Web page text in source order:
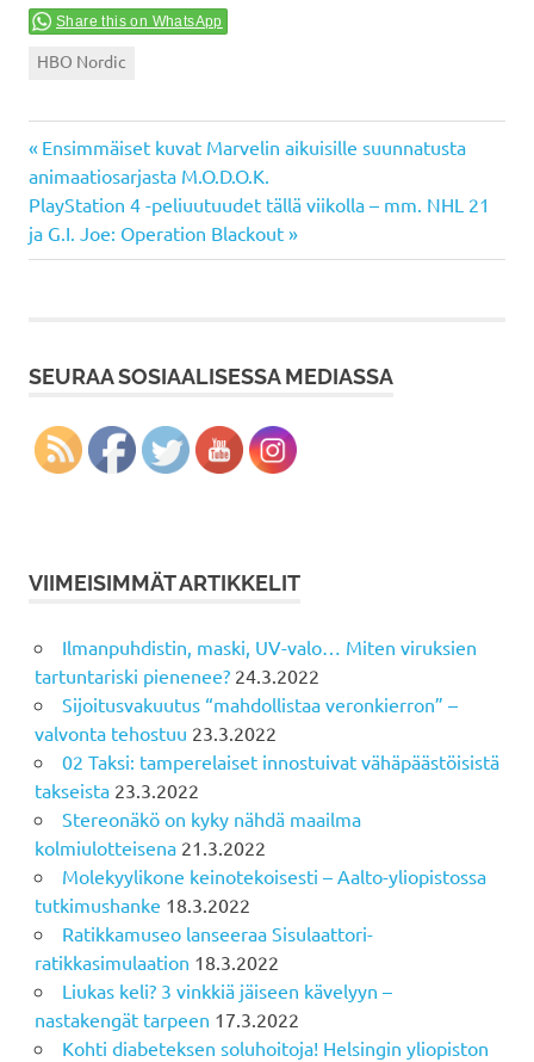
Share this on WhatsApp
HBO Nordic
Artikkelien
selaus
Previous
Post:
Ensimmäiset kuvat Marvelin aikuisille suunnatusta
animaatiosarjasta M.O.D.O.K.
Next
Post:
PlayStation 4 -peliuutuudet tällä viikolla – mm. NHL 21
ja G.I. Joe: Operation Blackout
SEURAA SOSIAALISESSA MEDIASSA
VIIMEISIMMÄT ARTIKKELIT
Ilmanpuhdistin, maski, UV-valo… Miten viruksien
tartuntariski pienenee? 24.3.2022
Sijoitusvakuutus “mahdollistaa veronkierron” –
valvonta tehostuu 23.3.2022
02 Taksi: tamperelaiset innostuivat vähäpäästöisistä
takseista 23.3.2022
Stereonäkö on kyky nähdä maailma
kolmiulotteisena 21.3.2022
Molekyylikone keinotekoisesti – Aalto-yliopistossa
tutkimushanke 18.3.2022
Ratikkamuseo lanseeraa Sisulaattori-
ratikkasimulaation 18.3.2022
Liukas keli? 3 vinkkiä jäiseen kävelyyn –
nastakengät tarpeen 17.3.2022
Kohti diabeteksen soluhoitoja! Helsingin yliopiston